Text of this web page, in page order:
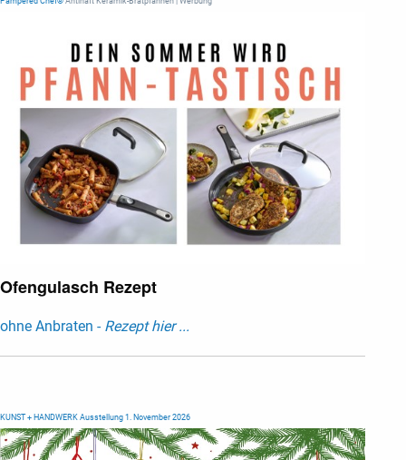
Ofengulasch Rezept
ohne Anbraten - Rezept hier ...
KUNST + HANDWERK Ausstellung 1. November 2026